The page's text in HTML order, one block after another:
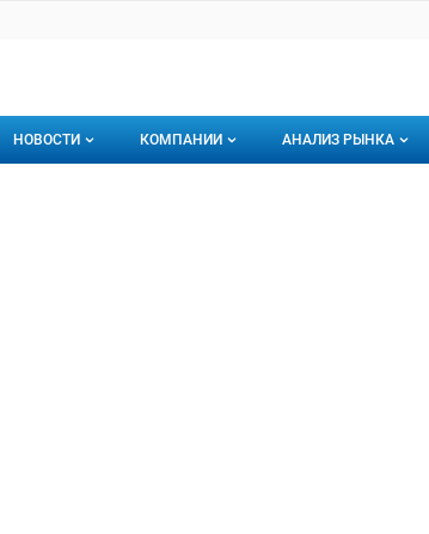
НОВОСТИ КОМПАНИИ АНАЛИЗ РЫНКА